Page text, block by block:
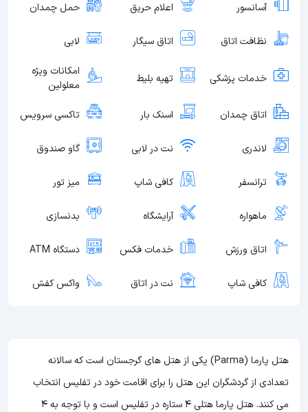
آسانسور اعلام حریق حمل چمدان
نظافت اتاق اتاق سیگار لابی
خدمات پزشکی تهیه بلیط
امکانات ویژه
معلولین
اتاق چمدان اسنک بار تاکسی سرویس
لاندری نت در لابی گاو صندوق
ترانسفر کافی شاپ میز تور
ماهواره آرایشگاه بدنسازی
اتاق ورزش خدمات فکس دستگاه ATM
کافی شاپ نت در اتاق واکس کفش
هتل پارما (Parma) یکی از هتل های گرجستان است که سالانه
تعدادی از گردشگران این هتل را برای اقامت خود در تفلیس انتخاب
می کنند. هتل پارما هتلی 4 ستاره در تفلیس است و با توجه به 4